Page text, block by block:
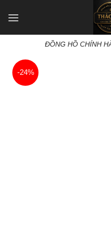
ĐỒNG HỒ CHÍNH
-24%